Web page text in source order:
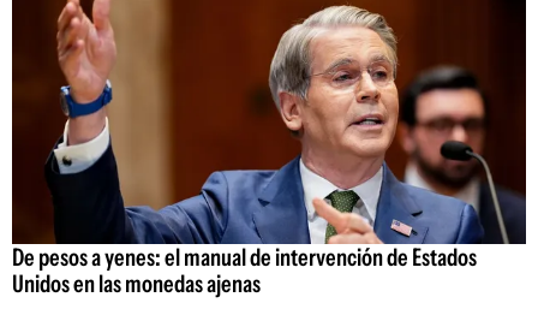
De pesos a yenes: el manual de intervención de Estados
Unidos en las monedas ajenas